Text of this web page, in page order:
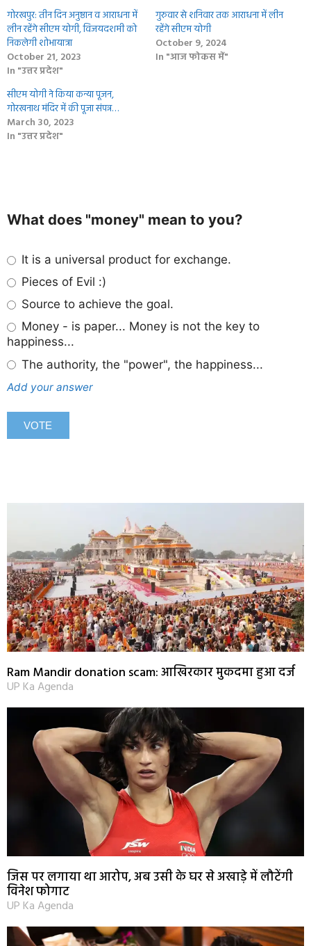
गोरखपुर: तीन दिन अनुष्ठान व आराधना में
लीन रहेंगे सीएम योगी, विजयदशमी को
निकलेगी शोभायात्रा
October 21, 2023
In "उत्तर प्रदेश"
गुरुवार से शनिवार तक आराधना में लीन
रहेंगे सीएम योगी
October 9, 2024
In "आज फोकस में"
सीएम योगी ने किया कन्या पूजन,
गोरखनाथ मंदिर में की पूजा संपन्न…
March 30, 2023
In "उत्तर प्रदेश"
What does "money" mean to you?
It is a universal product for exchange.
Pieces of Evil :)
Source to achieve the goal.
Money - is paper... Money is not the key to
happiness...
The authority, the "power", the happiness...
Add your answer
Ram Mandir donation scam: आखिरकार मुकदमा हुआ दर्ज
UP Ka Agenda
जिस पर लगाया था आरोप, अब उसी के घर से अखाड़े में लौटेंगी
विनेश फोगाट
UP Ka Agenda